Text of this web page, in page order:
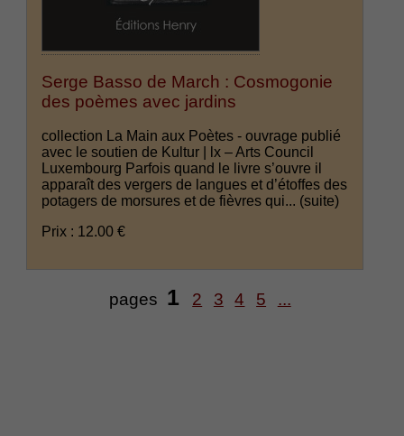
Serge Basso de March : Cosmogonie
des poèmes avec jardins
collection La Main aux Poètes - ouvrage publié
avec le soutien de Kultur | lx – Arts Council
Luxembourg Parfois quand le livre s’ouvre il
apparaît des vergers de langues et d’étoffes des
potagers de morsures et de fièvres qui... (suite)
Prix : 12.00 €
pages 1 2 3 4 5 ...